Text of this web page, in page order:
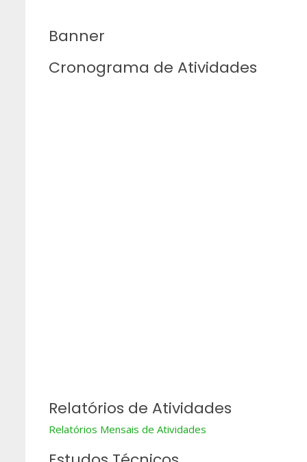
Banner
Cronograma de Atividades
Relatórios de Atividades
Relatórios Mensais de Atividades